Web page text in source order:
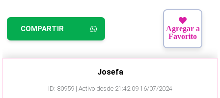
COMPARTIR
Agregar a
Favorito
Josefa
ID: 80959 | Activo desde 21:42:09 16/07/2024